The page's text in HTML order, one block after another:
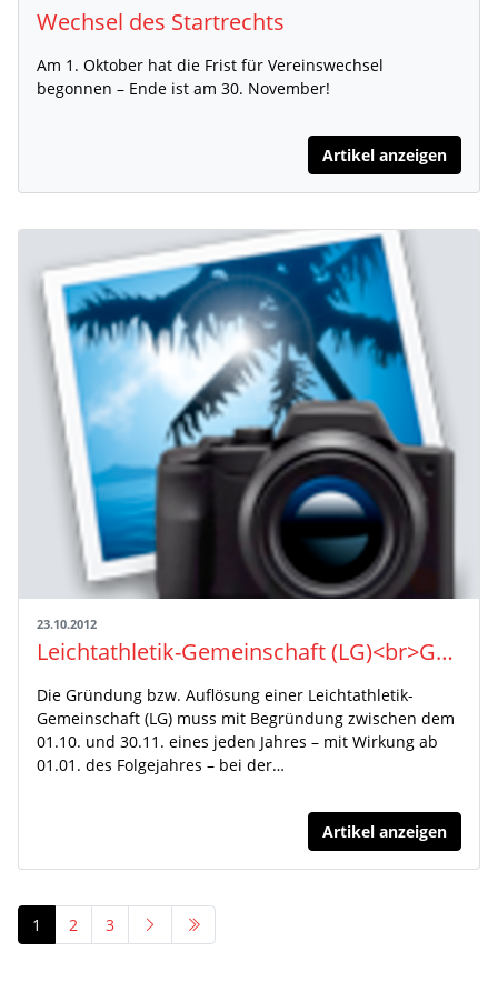
Wechsel des Startrechts
Am 1. Oktober hat die Frist für Vereinswechsel
begonnen – Ende ist am 30. November!
Artikel anzeigen
23.10.2012
Leichtathletik-Gemeinschaft (LG)<br>Gründung, Auflösung, Bei- oder Austritt
Die Gründung bzw. Auflösung einer Leichtathletik-
Gemeinschaft (LG) muss mit Begründung zwischen dem
01.10. und 30.11. eines jeden Jahres – mit Wirkung ab
01.01. des Folgejahres – bei der…
Artikel anzeigen
1 2 3